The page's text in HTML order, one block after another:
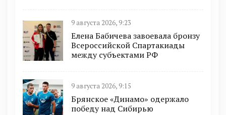
9 августа 2026, 9:23
Елена Бабичева завоевала бронзу
Всероссийской Спартакиады
между субъектами РФ
9 августа 2026, 9:15
Брянское «Динамо» одержало
победу над Сибирью